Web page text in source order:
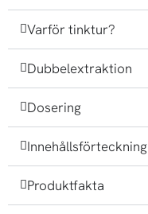
Varför tinktur?
Dubbelextraktion
Dosering
Innehållsförteckning
Produktfakta